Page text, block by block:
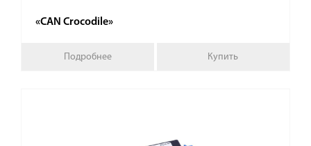
«CAN Crocodile»
Подробнее Купить